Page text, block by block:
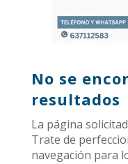
No se
resultados
La página
Trate de
navegación para